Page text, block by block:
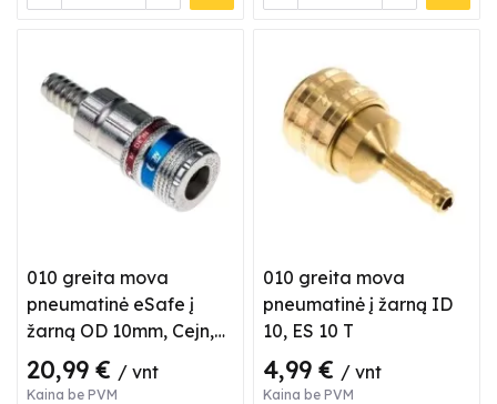
010 greita mova
pneumatinė eSafe į
žarną OD 10mm, Cejn,
3202004
20,99 € / vnt
Kaina be PVM
010 greita mova
pneumatinė į žarną ID
10, ES 10 T
4,99 € / vnt
Kaina be PVM